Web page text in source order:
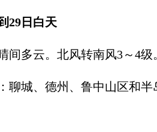
29日白天
多云。北风转南风3～4级
城、德州、鲁中山区和半